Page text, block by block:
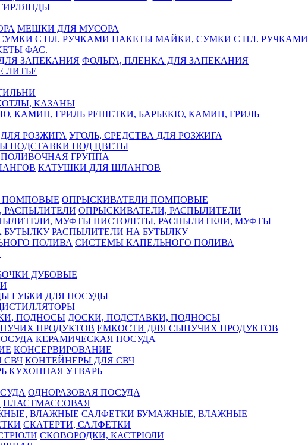
МЕШКИ ДЛЯ МУСОРА
ПАКЕТЫ МАЙКИ, СУМКИ С ПЛ. РУЧКАМИ
ФАС.
ФОЛЬГА, ПЛЕНКА ДЛЯ ЗАПЕКАНИЯ
ЛИТЬЕ
КАЗАНЫ
РЕШЕТКИ, БАРБЕКЮ, КАМИН, ГРИЛЬ
УГОЛЬ, СРЕДСТВА ДЛЯ РОЗЖИГА
ПОДСТАВКИ ПОД ЦВЕТЫ
ПОЛИВОЧНАЯ ГРУППА
КАТУШКИ ДЛЯ ШЛАНГОВ
ОПРЫСКИВАТЕЛИ ПОМПОВЫЕ
ОПРЫСКИВАТЕЛИ, РАСПЫЛИТЕЛИ
ПИСТОЛЕТЫ, РАСПЫЛИТЕЛИ, МУФТЫ
РАСПЫЛИТЕЛИ НА БУТЫЛКУ
СИСТЕМЫ КАПЕЛЬНОГО ПОЛИВА
ДУБОВЫЕ
ГУБКИ ДЛЯ ПОСУДЫ
ДОСКИ, ПОДСТАВКИ, ПОДНОСЫ
ЕМКОСТИ ДЛЯ СЫПУЧИХ ПРОДУКТОВ
КЕРАМИЧЕСКАЯ ПОСУДА
КОНСЕРВИРОВАНИЕ
КОНТЕЙНЕРЫ ДЛЯ СВЧ
КУХОННАЯ УТВАРЬ
ОДНОРАЗОВАЯ ПОСУДА
ПЛАСТМАССОВАЯ
САЛФЕТКИ БУМАЖНЫЕ, ВЛАЖНЫЕ
СКАТЕРТИ, САЛФЕТКИ
СКОВОРОДКИ, КАСТРЮЛИ